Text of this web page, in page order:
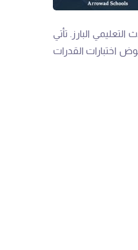
البارز. تأتي
اختبارات القدرات